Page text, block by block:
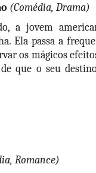
(Comédia, Drama)
a jovem
Ela passa a
os mágicos
de que o seu
Romance)